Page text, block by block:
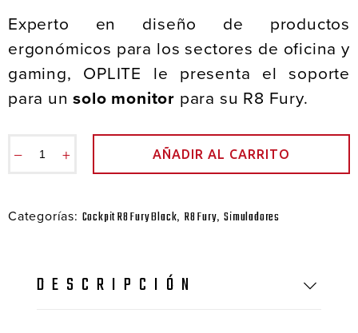
Experto en diseño de productos
ergonómicos para los sectores de oficina y
gaming, OPLITE le presenta el soporte
para unsolo monitor para su R8 Fury.
− + AÑADIR AL CARRITO
Categorías: Cockpit R8 Fury Black,R8 Fury,Simuladores
DESCRIPCIÓN